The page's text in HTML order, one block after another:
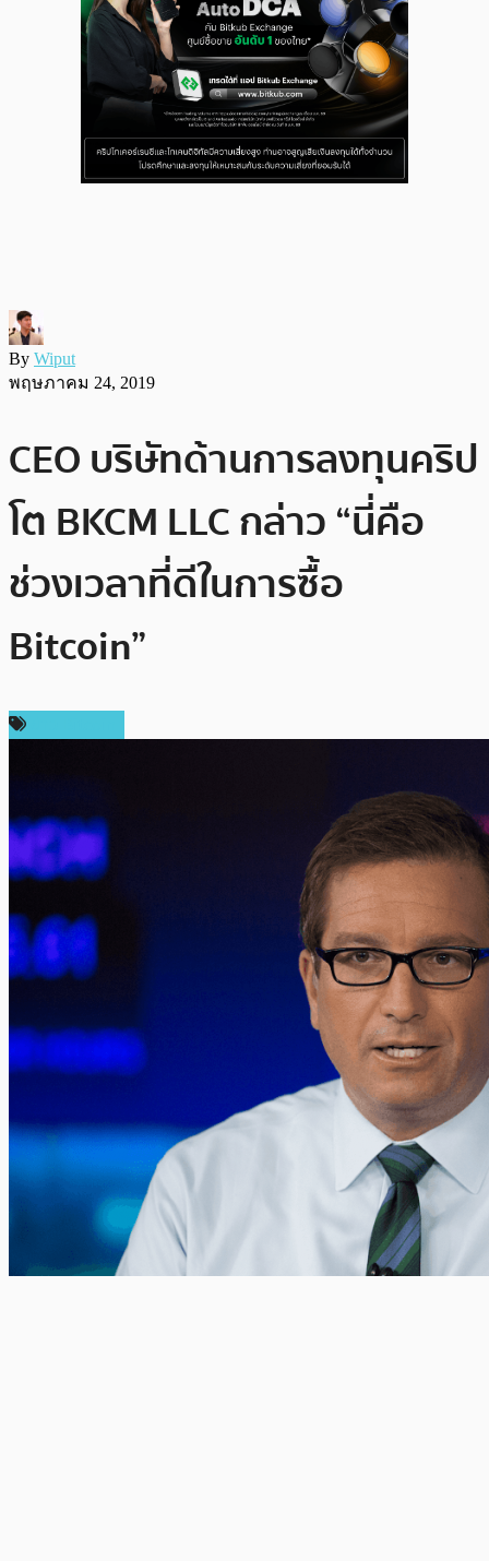
By Wiput
พฤษภาคม 24, 2019
CEO บริษัทด้านการลงทุนคริป
โต BKCM LLC กล่าว “นี่คือ
ช่วงเวลาที่ดีในการซื้อ
Bitcoin”